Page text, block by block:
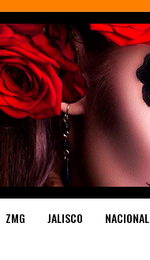
ZMG JALISCO NACIONAL